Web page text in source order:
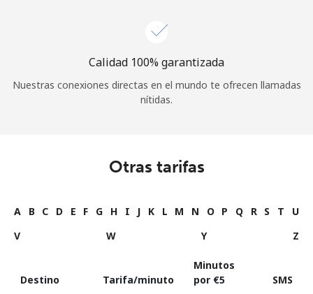
Calidad 100% garantizada
Nuestras conexiones directas en el mundo te ofrecen llamadas
nítidas.
Otras tarifas
A B C D E F G H I J K L M N O P Q R S T
U
V
W Y Z
Destino Tarifa/minuto
Minutos
por ⁦€5⁩
SMS